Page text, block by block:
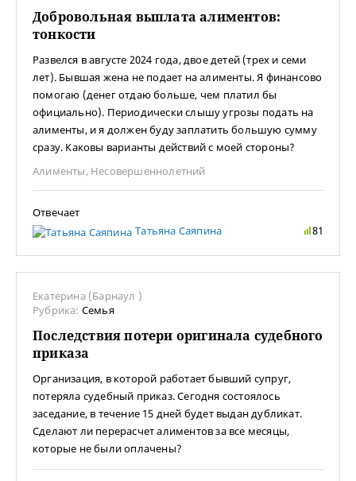
Добровольная выплата алиментов:
тонкости
Развелся в августе 2024 года, двое детей (трех и семи
лет). Бывшая жена не подает на алименты. Я финансово
помогаю (денег отдаю больше, чем платил бы
официально). Периодически слышу угрозы подать на
алименты, и я должен буду заплатить большую сумму
сразу. Каковы варианты действий с моей стороны?
Алименты, Несовершеннолетний
Отвечает
Татьяна Саяпина
81
Екатерина (Барнаул )
Рубрика: Семья
Последствия потери оригинала судебного
приказа
Организация, в которой работает бывший супруг,
потеряла судебный приказ. Сегодня состоялось
заседание, в течение 15 дней будет выдан дубликат.
Сделают ли перерасчет алиментов за все месяцы,
которые не были оплачены?